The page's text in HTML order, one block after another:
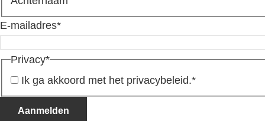
E-mailadres*
Privacy*
Ik ga akkoord met het privacybeleid.*
Aanmelden